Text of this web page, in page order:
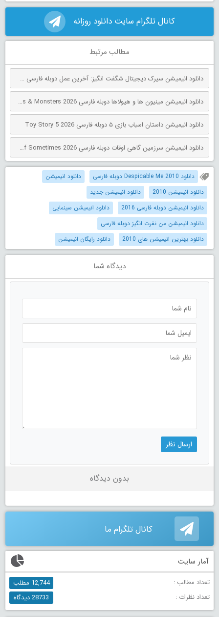
کانال تلگرام سایت دانلود روزانه
مطالب مرتبط
دانلود انیمیشن سیرک دیجیتال شگفت انگیز: آخرین عمل دوبله فارسی The Amazing Digital Circus: The Last Act 2026
دانلود انیمیشن مینیون‌ ها و هیولاها دوبله فارسی Minions & Monsters 2026
دانلود انیمیشن داستان اسباب بازی ۵ دوبله فارسی Toy Story 5 2026
دانلود انیمیشن سرزمین گاهی اوقات دوبله فارسی The Land of Sometimes 2026
دانلود Despicable Me 2010 دوبله فارسی
دانلود انیمیشن
دانلود انیمیشن 2010
دانلود انیمیشن جدید
دانلود انیمیشن دوبله فارسی 2016
دانلود انیمیشن سینمایی
دانلود انیمیشن من نفرت انگیز دوبله فارسی
دانلود بهترین انیمیشن های 2010
دانلود رایگان انیمیشن
دیدگاه شما
بدون دیدگاه
کانال تلگرام ما
آمار سایت
تعداد مطالب :
12,744 مطلب
تعداد نظرات :
28733 دیدگاه